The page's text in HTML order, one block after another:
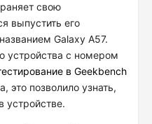
свою
выпустить его
Galaxy A57.
устройства с номером
в Geekbench
это позволило узнать,
устройстве.